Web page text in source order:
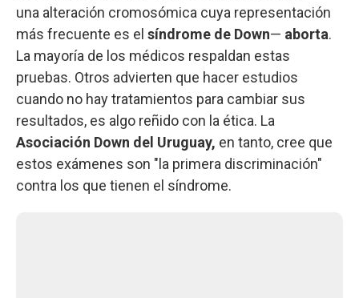
una alteración cromosómica cuya representación
más frecuente es el síndrome de Down— aborta.
La mayoría de los médicos respaldan estas
pruebas. Otros advierten que hacer estudios
cuando no hay tratamientos para cambiar sus
resultados, es algo reñido con la ética. La
Asociación Down del Uruguay, en tanto, cree que
estos exámenes son "la primera discriminación"
contra los que tienen el síndrome.